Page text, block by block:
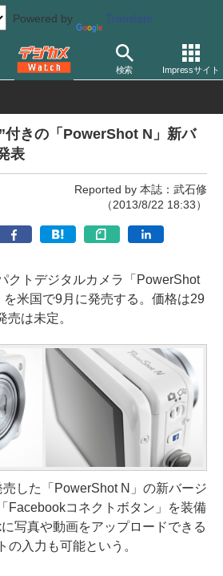
Powered by Translate
検索 Impressサイト
レンズ一体型（コンパクト）カメラ キ
付きの「PowerShot N」新バ
表
Reported by 本誌：武石修
（2013/8/22 18:33）
クトデジタルカメラ「PowerShot
米国で9月に発売する。価格は29
は未定。
した「PowerShot N」の新バージ
Facebookコネクトボタン」を装備
写真や動画をアップロードできる
の入力も可能という。